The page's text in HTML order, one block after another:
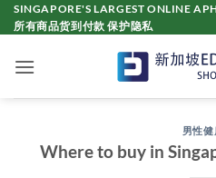
Skip
to
SINGAPORE'S LARGEST ONLINE
所有商品货到付款 保护隐私
男性健
Where to buy in